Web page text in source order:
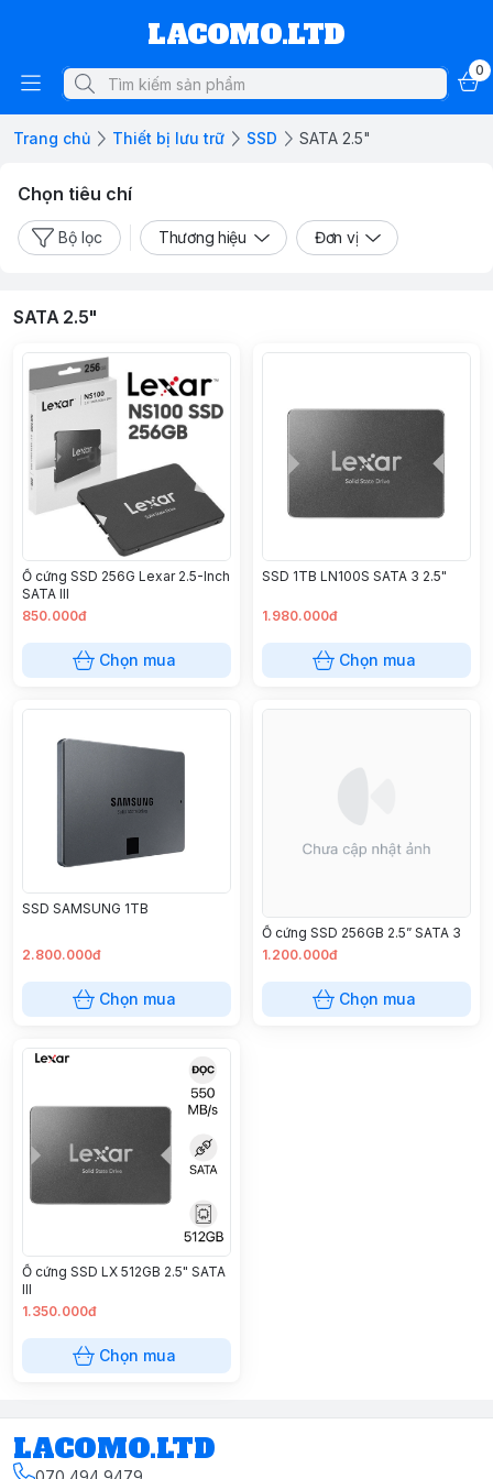
LACOMO.LTD
0
Trang chủ Thiết bị lưu trữ SSD SATA 2.5"
Chọn tiêu chí
Bộ lọc Thương hiệu Đơn vị
SATA 2.5"
Ổ cứng SSD 256G Lexar 2.5-Inch
SATA III
850.000đ
Chọn mua
SSD 1TB LN100S SATA 3 2.5"
1.980.000đ
Chọn mua
SSD SAMSUNG 1TB
2.800.000đ
Chọn mua
Ổ cứng SSD 256GB 2.5” SATA 3
1.200.000đ
Chọn mua
Ổ cứng SSD LX 512GB 2.5" SATA
III
1.350.000đ
Chọn mua
LACOMO.LTD